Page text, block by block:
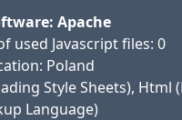
Apache
used Javascript files: 0
Poland
Style Sheets), Html
Language)